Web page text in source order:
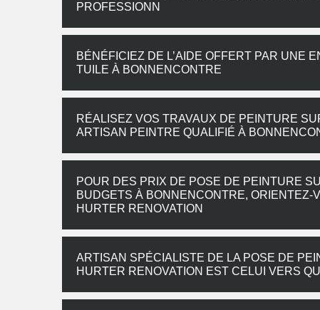
PROFESSIONN
BÉNÉFICIEZ DE L’AIDE OFFERT PAR UNE
TUILE À BONNENCONTRE
RÉALISEZ VOS TRAVAUX DE PEINTURE
ARTISAN PEINTRE QUALIFIÉ À
POUR DES PRIX DE POSE DE PEINTURE
BUDGETS À BONNENCONTRE,
HURTER RENOVATION
ARTISAN SPÉCIALISTE DE LA POSE DE
HURTER RENOVATION EST CELUI VERS